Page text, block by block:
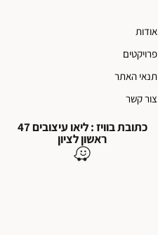
אודות
פרויקטים
תנאי האתר
צור קשר
כתובת בוויז : ליאו עיצובים 47
ראשון לציון